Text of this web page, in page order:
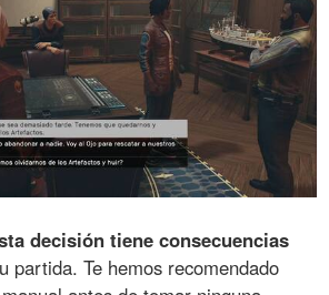
decisión tiene consecuencias
partida. Te hemos recomendado